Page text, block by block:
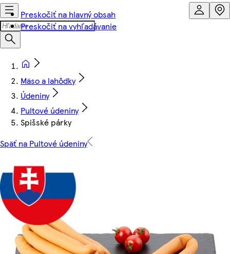
Preskočiť na hlavný obsah
Preskočiť na vyhľadávanie
Mäso a lahôdky
Údeniny
Pultové údeniny
Spišské párky
Späť na Pultové údeniny